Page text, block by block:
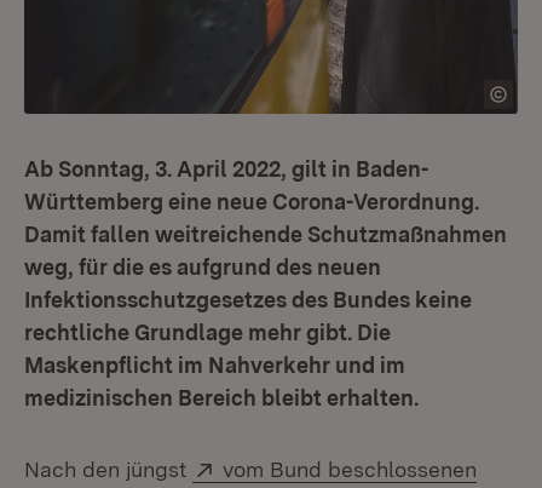
Ab Sonntag, 3. April 2022, gilt in Baden-
Württemberg eine neue Corona-Verordnung.
Damit fallen weitreichende Schutzmaßnahmen
weg, für die es aufgrund des neuen
Infektionsschutzgesetzes des Bundes keine
rechtliche Grundlage mehr gibt. Die
Maskenpflicht im Nahverkehr und im
medizinischen Bereich bleibt erhalten.
Nach den jüngst Extern:
vom Bund beschlossenen